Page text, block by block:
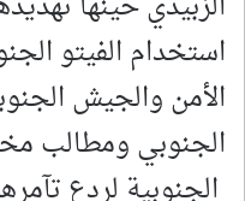
استخدام الفيتو
الأمن والجيش
الجنوبي ومطالب
الجنوبية لردع